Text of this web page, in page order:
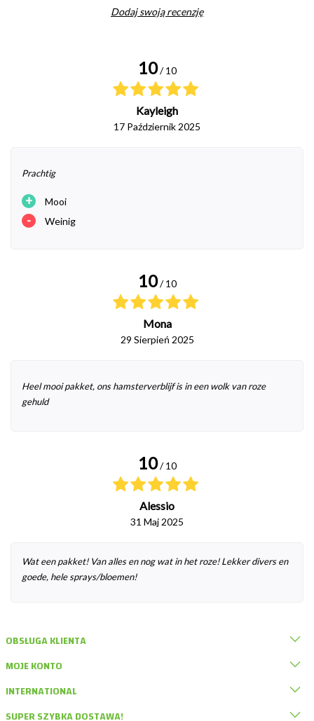
Dodaj swoją recenzję
10 / 10
Kayleigh
17 Październik 2025
Prachtig
+ Mooi
- Weinig
10 / 10
Mona
29 Sierpień 2025
Heel mooi pakket, ons hamsterverblijf is in een wolk van roze
gehuld
10 / 10
Alessio
31 Maj 2025
Wat een pakket! Van alles en nog wat in het roze! Lekker divers en
goede, hele sprays/bloemen!
OBSŁUGA KLIENTA
MOJE KONTO
INTERNATIONAL
SUPER SZYBKA DOSTAWA!